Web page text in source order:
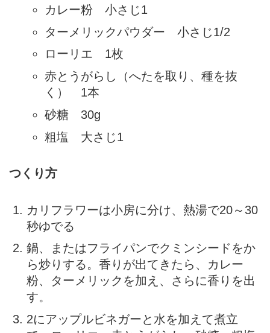
カレー粉 小さじ1
ターメリックパウダー 小さじ1/2
ローリエ 1枚
赤とうがらし（へたを取り、種を抜
く） 1本
砂糖 30g
粗塩 大さじ1
つくり方
カリフラワーは小房に分け、熱湯で20～30
秒ゆでる
鍋、またはフライパンでクミンシードをか
ら炒りする。香りが出てきたら、カレー
粉、ターメリックを加え、さらに香りを出
す。
2にアップルビネガーと水を加えて煮立